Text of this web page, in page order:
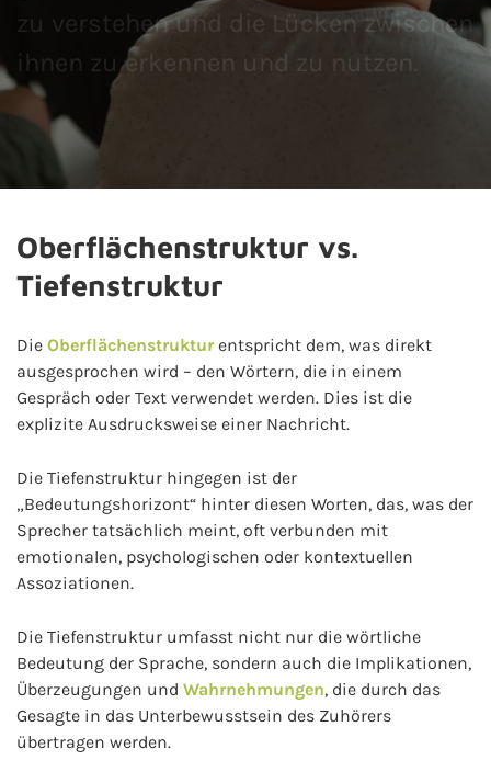
zu verstehen und die Lücken zwischen
ihnen zu erkennen und zu nutzen.
Oberflächenstruktur vs.
Tiefenstruktur
Die Oberflächenstrukturentspricht dem, was direkt
ausgesprochen wird – den Wörtern, die in einem
Gespräch oder Text verwendet werden. Dies ist die
explizite Ausdrucksweise einer Nachricht.
Die Tiefenstruktur hingegen ist der
„Bedeutungshorizont“ hinter diesen Worten, das, was der
Sprecher tatsächlich meint, oft verbunden mit
emotionalen, psychologischen oder kontextuellen
Assoziationen.
Die Tiefenstruktur umfasst nicht nur die wörtliche
Bedeutung der Sprache, sondern auch die Implikationen,
Überzeugungen und Wahrnehmungen, die durch das
Gesagte in das Unterbewusstsein des Zuhörers
übertragen werden.